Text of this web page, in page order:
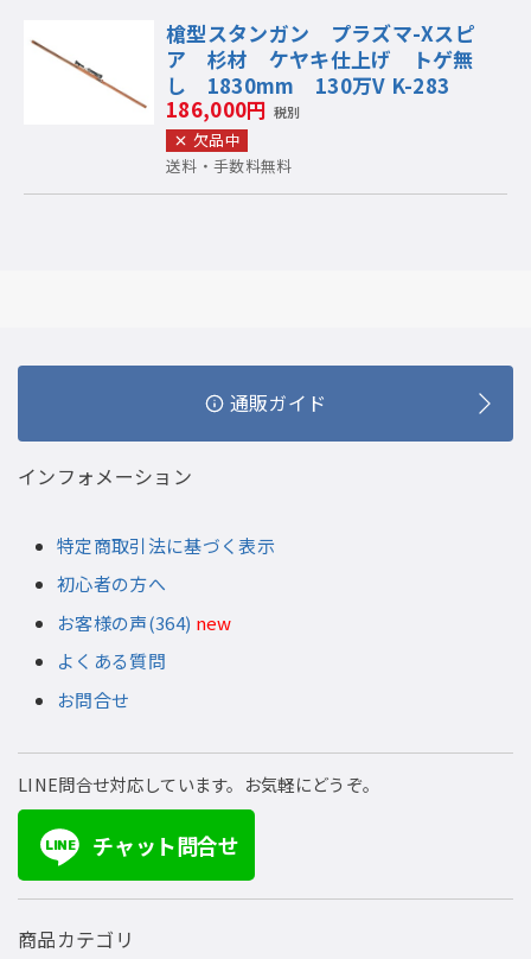
槍型スタンガン プラズマ-Xスピ
ア 杉材 ケヤキ仕上げ トゲ無
し 1830mm 130万V K-283
186,000円 税別
欠品中
送料・手数料無料
通販ガイド
インフォメーション
特定商取引法に基づく表示
初心者の方へ
お客様の声(364) new
よくある質問
お問合せ
LINE問合せ対応しています。お気軽にどうぞ。
LINE チャット問合せ
商品カテゴリ